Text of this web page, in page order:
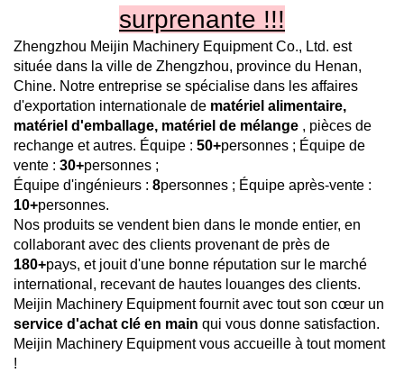
surprenante !!!
Zhengzhou Meijin Machinery Equipment Co., Ltd. est
située dans la ville de Zhengzhou, province du Henan,
Chine. Notre entreprise se spécialise dans les affaires
d'exportation internationale de matériel alimentaire,
matériel d'emballage, matériel de mélange , pièces de
rechange et autres. Équipe : 50+personnes ; Équipe de
vente : 30+personnes ;
Équipe d'ingénieurs : 8personnes ; Équipe après-vente :
10+personnes.
Nos produits se vendent bien dans le monde entier, en
collaborant avec des clients provenant de près de
180+pays, et jouit d'une bonne réputation sur le marché
international, recevant de hautes louanges des clients.
Meijin Machinery Equipmentfournit avec tout son cœur un
service d'achat clé en main qui vous donne satisfaction.
Meijin Machinery Equipmentvous accueille à tout moment
!